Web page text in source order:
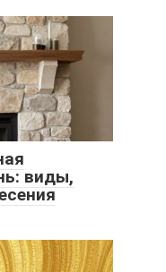
виды,